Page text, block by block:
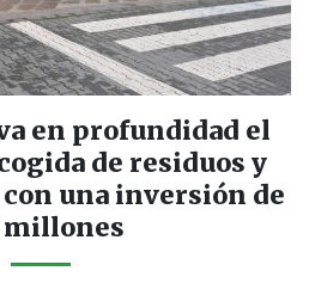
en profundidad el
de residuos y
una inversión de
millones